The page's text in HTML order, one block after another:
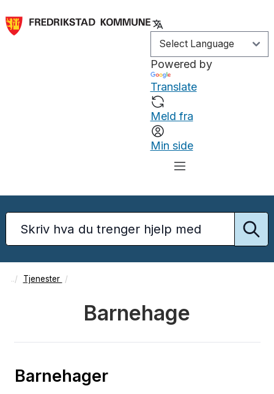
Powered by
Translate
Meld fra
Min side
Tjenester
Barnehage
Barnehager